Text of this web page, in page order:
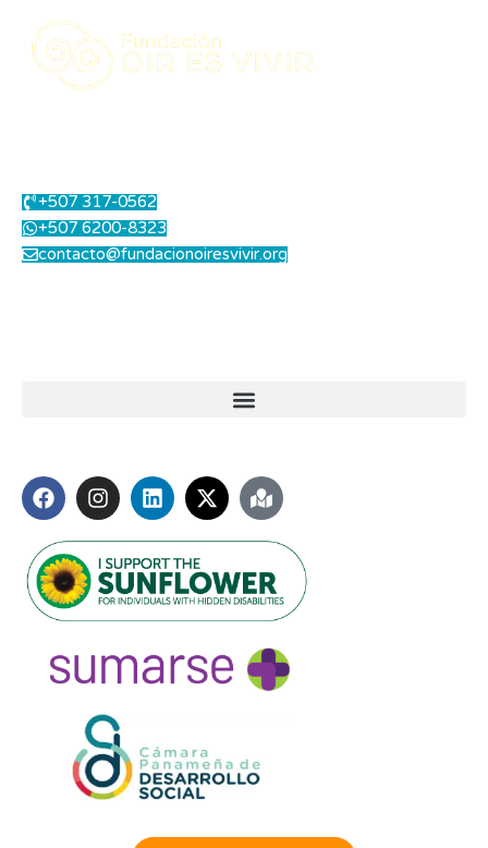
+507 317-0562
+507 6200-8323
contacto@fundacionoiresvivir.org